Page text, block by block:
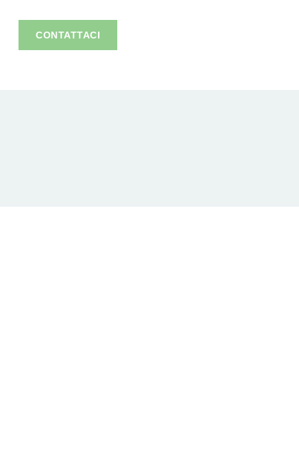
CONTATTACI